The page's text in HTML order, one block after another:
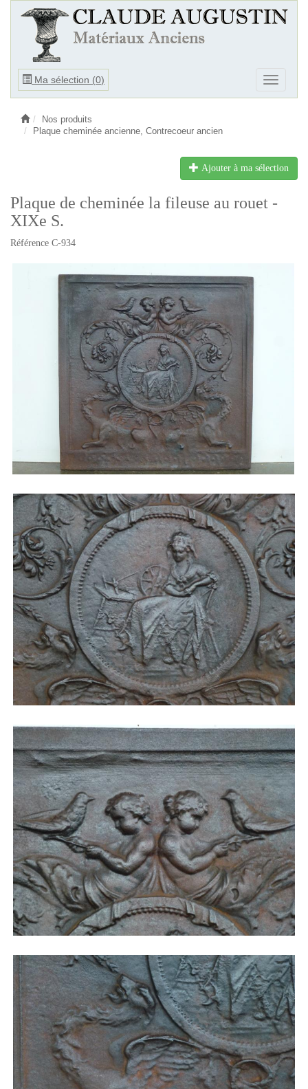
Ma sélection (0)
Ouvrir
Ouvrir
le
Nos produits
Plaque cheminée ancienne, Contrecoeur ancien
Ajouter à ma sélection
Plaque de cheminée la fileuse au rouet -
XIXe S.
Référence C-934